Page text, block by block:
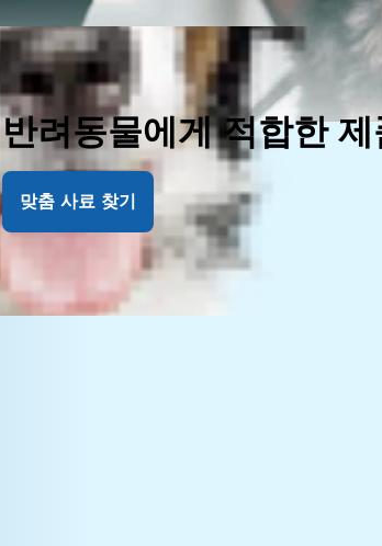
반려동물에게 적합한
맞춤 사료 찾기